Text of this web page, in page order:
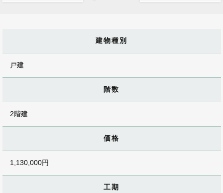
建物種別
戸建
階数
2階建
価格
1,130,000円
工期